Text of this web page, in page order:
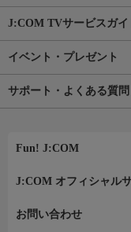
J:COM TVサービスガイ
イベント・プレゼント
サポート・よくある質問
Fun! J:COM
J:COM オフィシャル
お問い合わせ